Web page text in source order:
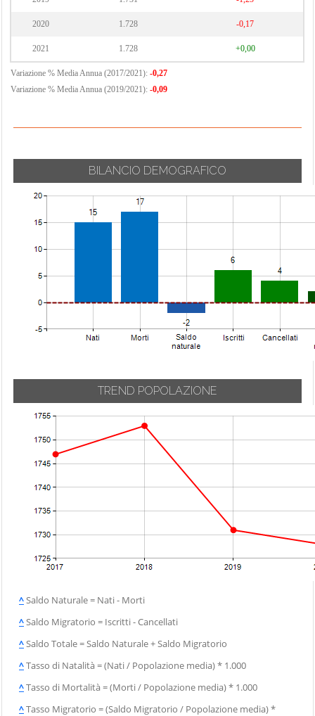
2020 1.728 -0,17
2021 1.728 +0,00
Variazione % Media Annua (2017/2021): -0,27
Variazione % Media Annua (2019/2021): -0,09
BILANCIO DEMOGRAFICO
TREND POPOLAZIONE
^Saldo Naturale = Nati - Morti
^Saldo Migratorio = Iscritti - Cancellati
^Saldo Totale = Saldo Naturale + Saldo Migratorio
^Tasso di Natalità = (Nati / Popolazione media) * 1.000
^Tasso di Mortalità = (Morti / Popolazione media) * 1.000
^Tasso Migratorio = (Saldo Migratorio / Popolazione media) *